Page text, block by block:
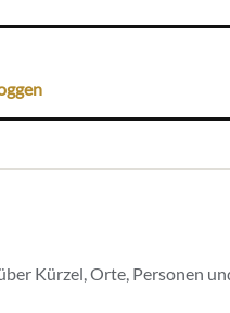
Kürzel, Orte, Personen